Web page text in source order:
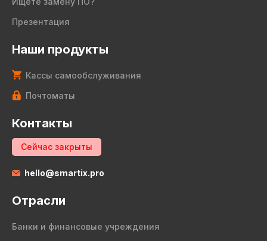
Презентация
Наши продукты
Кассы самообслуживания
Почтоматы
Контакты
Сейчас закрыты
hello@smartix.pro
Отрасли
Банки и финансовые учреждения